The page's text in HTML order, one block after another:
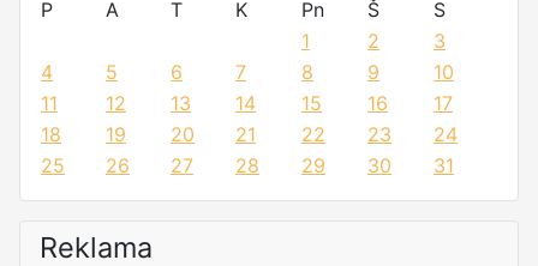
P
A T K Pn Š
S
1
2
3
4
5 6 7 8 9
10
11
12 13 14 15 16
17
18
19 20 21 22 23
24
25
26 27 28 29 30 31
Reklama